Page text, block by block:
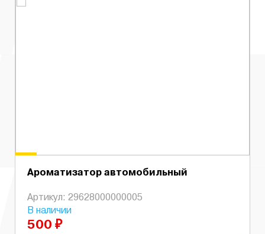
Ароматизатор автомобильный
Артикул: 29628000000005
В наличии
500 ₽